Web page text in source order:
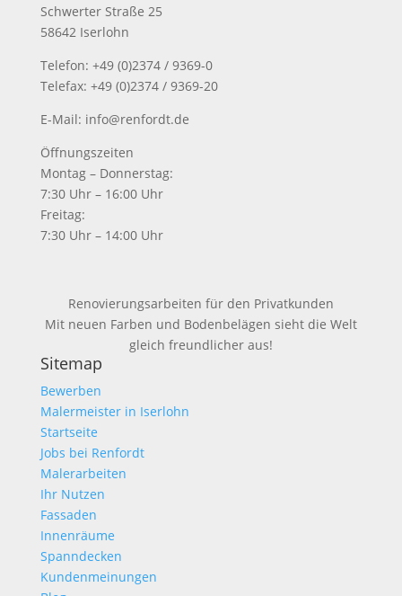
Schwerter Straße 25
58642 Iserlohn
Telefon: +49 (0)2374 / 9369-0
Telefax: +49 (0)2374 / 9369-20
E-Mail: info@renfordt.de
Öffnungszeiten
Montag – Donnerstag:
7:30 Uhr – 16:00 Uhr
Freitag:
7:30 Uhr – 14:00 Uhr
Renovierungsarbeiten für den Privatkunden
Mit neuen Farben und Bodenbelägen sieht die Welt
gleich freundlicher aus!
Sitemap
Bewerben
Malermeister in Iserlohn
Startseite
Jobs bei Renfordt
Malerarbeiten
Ihr Nutzen
Fassaden
Innenräume
Spanndecken
Kundenmeinungen